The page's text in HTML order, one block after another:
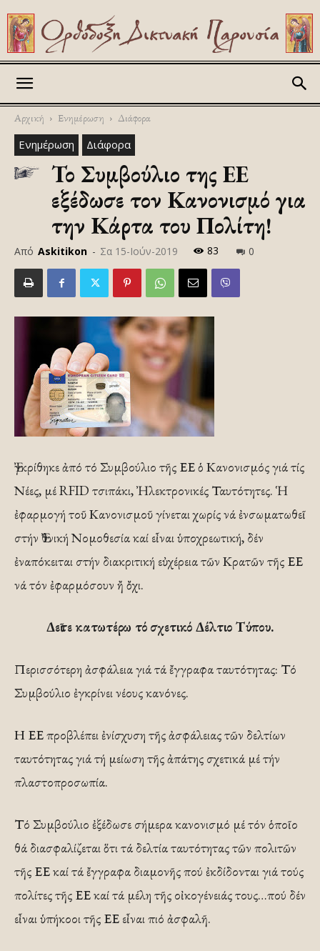
Αρχική Ενημέρωση Διάφορα
Ενημέρωση Διάφορα
Το Συμβούλιο της ΕΕ
εξέδωσε τον Κανονισμό για
την Κάρτα του Πολίτη!
Από Askitikon - Σα 15-Ιούν-2019 83 0
Ἐγκρίθηκε ἀπό τό Συμβούλιο τῆς ΕΕ ὁ Κανονισμός γιά τίς
Νέες, μέ RFID τσιπάκι, Ἠλεκτρονικές Ταυτότητες. Ἡ
ἐφαρμογή τοῦ Κανονισμοῦ γίνεται χωρίς νά ἐνσωματωθεῖ
στήν Ἐθνική Νομοθεσία καί εἶναι ὑποχρεωτική, δέν
ἐναπόκειται στήν διακριτική εὐχέρεια τῶν Κρατῶν τῆς ΕΕ
νά τόν ἐφαρμόσουν ἤ ὄχι.
Δεῖτε κατωτέρω τό σχετικό Δέλτιο Τύπου.
Περισσότερη ἀσφάλεια γιά τά ἔγγραφα ταυτότητας: Τό
Συμβούλιο ἐγκρίνει νέους κανόνες.
Η ΕΕ προβλέπει ἐνίσχυση τῆς ἀσφάλειας τῶν δελτίων
ταυτότητας γιά τή μείωση τῆς ἀπάτης σχετικά μέ τήν
πλαστοπροσωπία.
Τό Συμβούλιο ἐξέδωσε σήμερα κανονισμό μέ τόν ὁποῖο
θά διασφαλίζεται ὅτι τά δελτία ταυτότητας τῶν πολιτῶν
τῆς ΕΕ καί τά ἔγγραφα διαμονῆς πού ἐκδίδονται γιά τούς
πολίτες τῆς ΕΕ καί τά μέλη τῆς οἰκογένειάς τους…πού δέν
εἶναι ὑπήκοοι τῆς ΕΕ εἶναι πιό ἀσφαλῆ.